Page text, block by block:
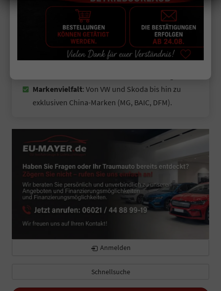
Bestell-/Vorlauffahrzeuge).
undum-Service: Hauseigene Meisterwerkstatt,
Inzahlungnahme und Zulassungsservice aus einer
Hand.
Geprüfte Qualität: 4,9/5 Sterne
Markenvielfalt: Von VW und Skoda bis hin zu
exklusiven China-Marken (MG, BAIC, DFM).
Anmelden
Schnellsuche